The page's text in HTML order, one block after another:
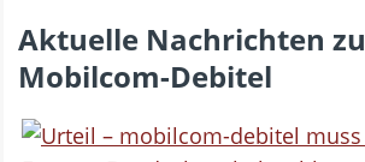
Aktuelle Nachrichten zu
Mobilcom-Debitel